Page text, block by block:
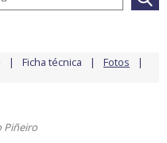
Ficha técnica Fotos
Piñeiro